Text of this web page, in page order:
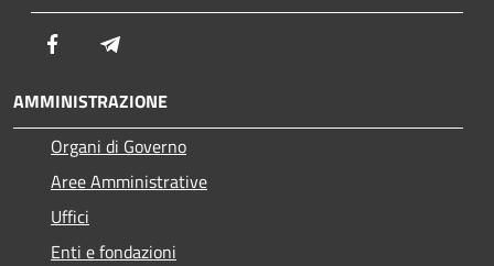
Facebook
AMMINISTRAZIONE
Organi di Governo
Aree Amministrative
Uffici
Enti e fondazioni